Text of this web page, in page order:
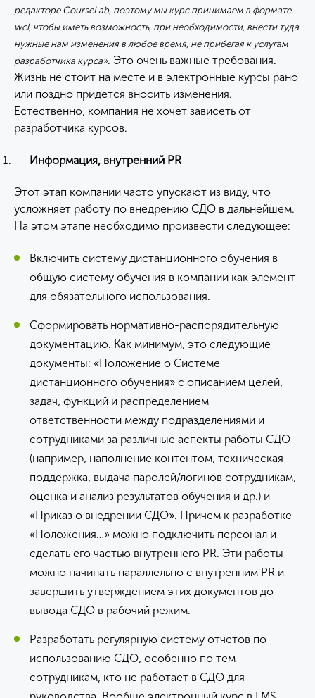
редакторе CourseLab, поэтому мы курс принимаем в формате
wcl, чтобы иметь возможность, при необходимости, внести туда
нужные нам изменения в любое время, не прибегая к услугам
разработчика курса». Это очень важные требования.
Жизнь не стоит на месте и в электронные курсы рано
или поздно придется вносить изменения.
Естественно, компания не хочет зависеть от
разработчика курсов.
Информация, внутренний PR
Этот этап компании часто упускают из виду, что
усложняет работу по внедрению СДО в дальнейшем.
На этом этапе необходимо произвести следующее:
Включить систему дистанционного обучения в
общую систему обучения в компании как элемент
для обязательного использования.
Сформировать нормативно-распорядительную
документацию. Как минимум, это следующие
документы: «Положение о Системе
дистанционного обучения» с описанием целей,
задач, функций и распределением
ответственности между подразделениями и
сотрудниками за различные аспекты работы СДО
(например, наполнение контентом, техническая
поддержка, выдача паролей/логинов сотрудникам,
оценка и анализ результатов обучения и др.) и
«Приказ о внедрении СДО». Причем к разработке
«Положения…» можно подключить персонал и
сделать его частью внутреннего PR. Эти работы
можно начинать параллельно с внутренним PR и
завершить утверждением этих документов до
вывода СДО в рабочий режим.
Разработать регулярную систему отчетов по
использованию СДО, особенно по тем
сотрудникам, кто не работает в СДО для